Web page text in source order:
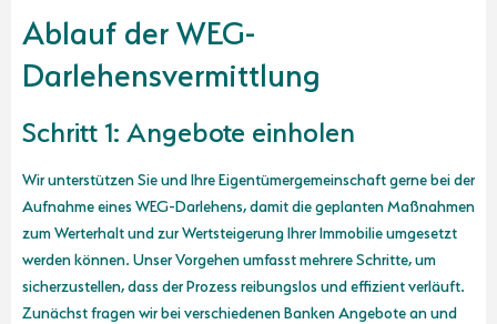
Ablauf der WEG-
Darlehensvermittlung
Schritt 1: Angebote einholen
Wir unterstützen Sie und Ihre Eigentümergemeinschaft gerne bei der
Aufnahme eines WEG-Darlehens, damit die geplanten Maßnahmen
zum Werterhalt und zur Wertsteigerung Ihrer Immobilie umgesetzt
werden können. Unser Vorgehen umfasst mehrere Schritte, um
sicherzustellen, dass der Prozess reibungslos und effizient verläuft.
Zunächst fragen wir bei verschiedenen Banken Angebote an und